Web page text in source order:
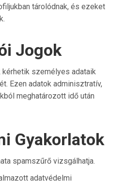
tárolódnak, és ezeket
Jogok
személyes adataik
Ezen adatok adminisztratív,
meghatározott idő után
Gyakorlatok
spamszűrő vizsgálhatja.
adatvédelmi